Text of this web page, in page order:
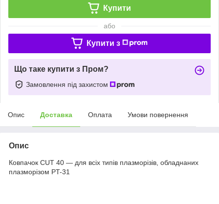
Купити
або
Купити з
Що таке купити з Пром?
Замовлення під захистом
Опис Доставка Оплата Умови повернення
Опис
Ковпачок CUT 40 — для всіх типів плазморізів, обладнаних
плазморізом PT-31